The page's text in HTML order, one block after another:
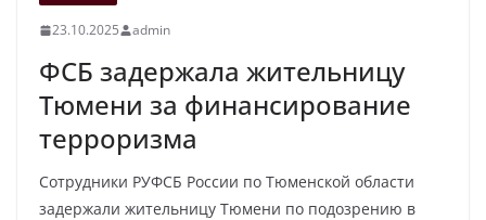
23.10.2025 admin
ФСБ задержала жительницу
Тюмени за финансирование
терроризма
Сотрудники РУФСБ России по Тюменской области
задержали жительницу Тюмени по подозрению в